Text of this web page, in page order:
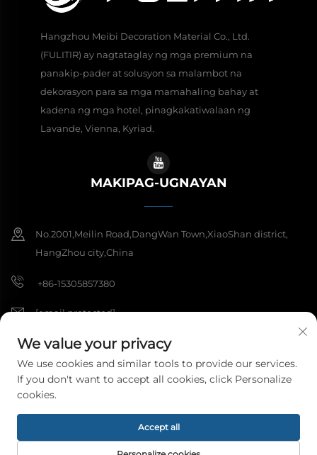
Hangzhou Meibi Decoration Material Co., Ltd.
(FULITIR) ay nagtataglay ng mga premium na
panakip-pader at solusyon sa malambot na
dekorasyon para sa mga mamahaling bahay at
kadena ng mga hotel, pinagkakatiwalaan ng
Lavande, Vienna, Kyriad.
MAKIPAG-UGNAYAN
No.2001,Meilin Road,DangWan Town,XiaoShan district,
HangZhou city,China
+86-15305857380
[email protected]
Copyright © 2026 Hangzhou Meibi Decoration Materials Co., Ltd. Ang
lahat ng karapatan ay nakareserba. Patakaran sa Pagkakapribado
We value your privacy
We use cookies and similar tools to provide our services.
If you don't want to accept all cookies, click Personalize
cookies.
Accept all